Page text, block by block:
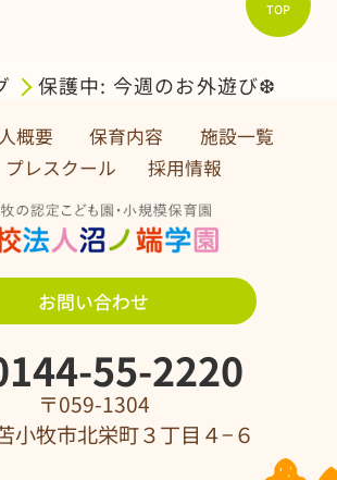
TOP
保護中: 今週のお外遊び❆
概要 保育内容
施設一覧
スクール
採用情報
お問い合わせ
55-2220
〒059-1304
小牧市北栄町３丁目４−６